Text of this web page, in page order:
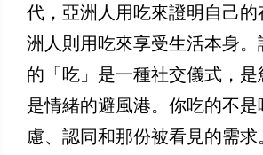
代，亞洲人用吃來證明自己
洲人則用吃來享受生活本身。
的「吃」是一種社交儀式，是
是情緒的避風港。你吃的不是
慮、認同和那份被看見的需求